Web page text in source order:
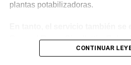
plantas potabilizadoras.
General Roca, Cipolletti y Balsa
localidades donde podrían
CONTINUAR